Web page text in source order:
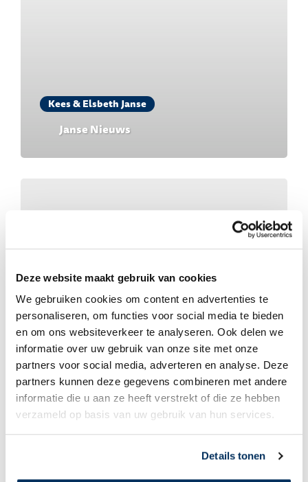
Deze website maakt gebruik van cookies
We gebruiken cookies om content en advertenties te
personaliseren, om functies voor social media te bieden
en om ons websiteverkeer te analyseren. Ook delen we
informatie over uw gebruik van onze site met onze
partners voor social media, adverteren en analyse. Deze
partners kunnen deze gegevens combineren met andere
informatie die u aan ze heeft verstrekt of die ze hebben
verzameld op basis van uw gebruik van hun services.
Details tonen
Kees & Elsbeth Janse
Janse Nieuws
Kees & Elsbeth Janse
Een weekend in Nalca